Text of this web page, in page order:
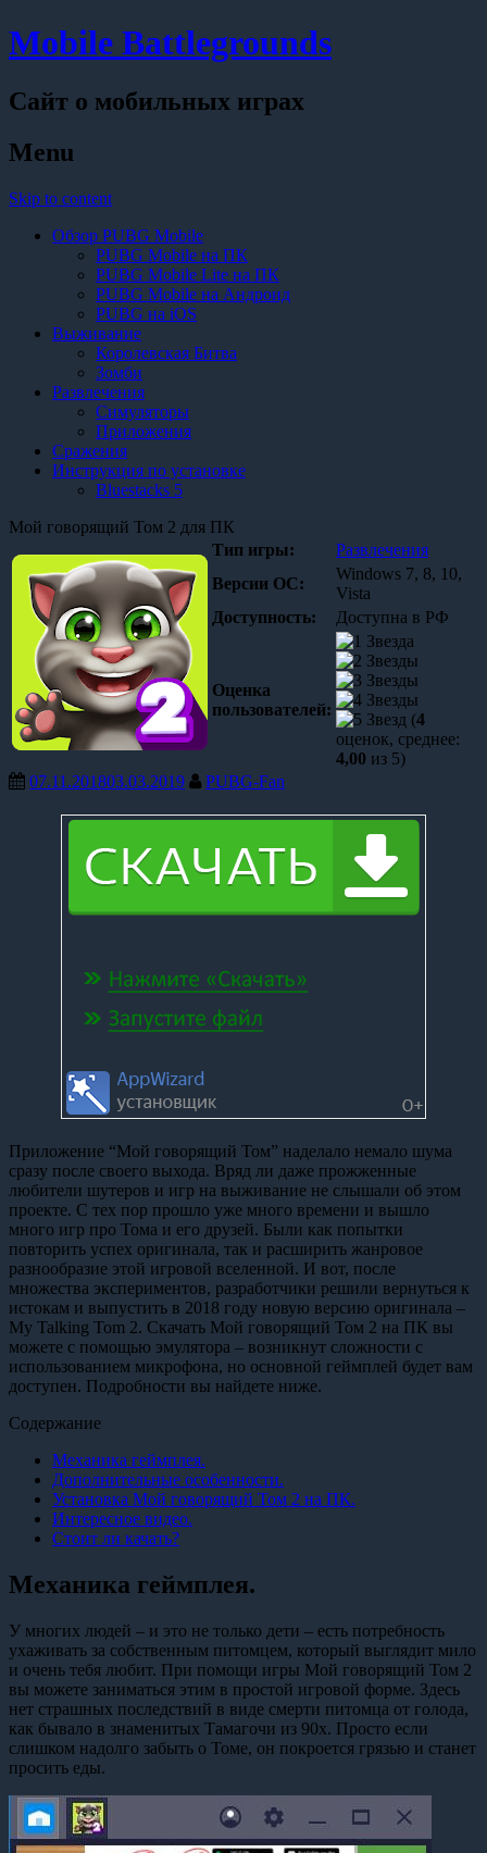
Mobile Battlegrounds
Сайт о мобильных играх
Menu
Skip to content
Обзор PUBG Mobile
PUBG Mobile на ПК
PUBG Mobile Lite на ПК
PUBG Mobile на Андроид
PUBG на iOS
Выживание
Королевская Битва
Зомби
Развлечения
Симуляторы
Приложения
Сражения
Инструкция по установке
Bluestacks 5
Мой говорящий Том 2 для ПК
Тип игры:
Развлечения
Версии OC:
Windows 7, 8, 10,
Vista
Доступность:
Доступна в РФ
Оценка
пользователей:
(4
оценок, среднее:
4,00 из 5)
07.11.201803.03.2019 PUBG-Fan
Приложение “Мой говорящий Том” наделало немало шума
сразу после своего выхода. Вряд ли даже прожженные
любители шутеров и игр на выживание не слышали об этом
проекте. С тех пор прошло уже много времени и вышло
много игр про Тома и его друзей. Были как попытки
повторить успех оригинала, так и расширить жанровое
разнообразие этой игровой вселенной. И вот, после
множества экспериментов, разработчики решили вернуться к
истокам и выпустить в 2018 году новую версию оригинала –
My Talking Tom 2. Скачать Мой говорящий Том 2 на ПК вы
можете с помощью эмулятора – возникнут сложности с
использованием микрофона, но основной геймплей будет вам
доступен. Подробности вы найдете ниже.
Содержание
Механика геймплея.
Дополнительные особенности.
Установка Мой говорящий Том 2 на ПК.
Интересное видео.
Стоит ли качать?
Механика геймплея.
У многих людей – и это не только дети – есть потребность
ухаживать за собственным питомцем, который выглядит мило
и очень тебя любит. При помощи игры Мой говорящий Том 2
вы можете заниматься этим в простой игровой форме. Здесь
нет страшных последствий в виде смерти питомца от голода,
как бывало в знаменитых Тамагочи из 90х. Просто если
слишком надолго забыть о Томе, он покроется грязью и станет
просить еды.